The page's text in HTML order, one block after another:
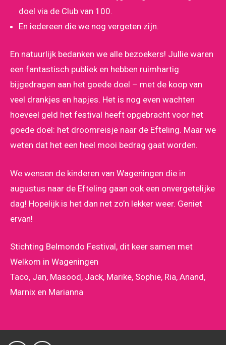
doel via de Club van 100.
En iedereen die we nog vergeten zijn.
En natuurlijk bedanken we alle bezoekers! Jullie waren
een fantastisch publiek en hebben ruimhartig
bijgedragen aan het goede doel – met de koop van
veel drankjes en hapjes. Het is nog even wachten
hoeveel geld het festival heeft opgebracht voor het
goede doel: het droomreisje naar de Efteling. Maar we
weten dat het een heel mooi bedrag gaat worden.
We wensen de kinderen van Wageningen die in
augustus naar de Efteling gaan ook een onvergetelijke
dag! Hopelijk is het dan net zo’n lekker weer. Geniet
ervan!
Stichting Belmondo Festival, dit keer samen met
Welkom in Wageningen
Taco, Jan, Masood, Jack, Marike, Sophie, Ria, Anand,
Marnix en Marianna